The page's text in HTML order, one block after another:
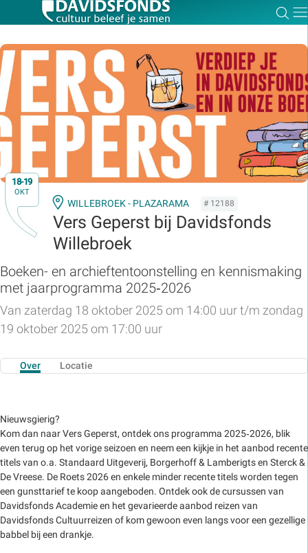
18-19
OKT
WILLEBROEK - PLAZARAMA # 12188
Vers Geperst bij Davidsfonds
Willebroek
Boeken- en archieftentoonstelling en kennismaking
met jaarprogramma 2025‑2026
Van zaterdag 18 oktober 2025 om 14:00 uur t/m zondag
19 oktober 2025 om 17:00 uur
Over Locatie
Nieuwsgierig?
Kom dan naar Vers Geperst, ontdek ons programma 2025‑2026, blik
even terug op het vorige seizoen en neem een kijkje in het aanbod recente
titels van o.a. Standaard Uitgeverij, Borgerhoff & Lamberigts en Sterck &
De Vreese. De Roets 2026 en enkele minder recente titels worden tegen
een gunsttarief te koop aangeboden. Ontdek ook de cursussen van
Davidsfonds Academie en het gevarieerde aanbod reizen van
Davidsfonds Cultuurreizen of kom gewoon even langs voor een gezellige
babbel bij een drankje.
Zoek: